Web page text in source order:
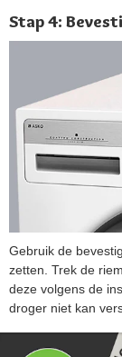
Stap 4:
Gebruik de
zetten. Trek de
deze volgens de
droger niet kan